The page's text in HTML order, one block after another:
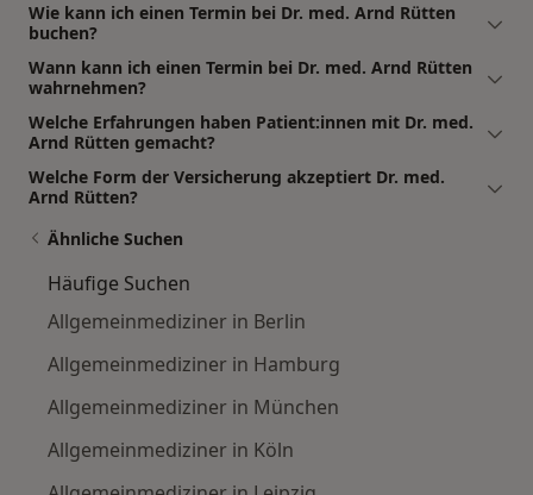
Wie kann ich einen Termin bei Dr. med. Arnd Rütten
buchen?
Wann kann ich einen Termin bei Dr. med. Arnd Rütten
wahrnehmen?
Welche Erfahrungen haben Patient:innen mit Dr. med.
Arnd Rütten gemacht?
Welche Form der Versicherung akzeptiert Dr. med.
Arnd Rütten?
Ähnliche Suchen
Häufige Suchen
Allgemeinmediziner in Berlin
Allgemeinmediziner in Hamburg
Allgemeinmediziner in München
Allgemeinmediziner in Köln